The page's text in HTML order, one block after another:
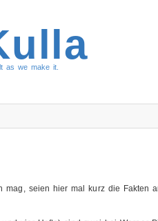
as we make it.
mag, seien hier mal kurz die Fakten